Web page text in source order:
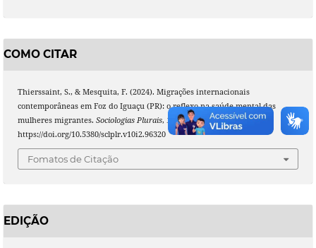
COMO CITAR
Thierssaint, S., & Mesquita, F. (2024). Migrações internacionais
contemporâneas em Foz do Iguaçu (PR): o reflexo na saúde mental das
mulheres migrantes. Sociologias Plurais, 10 (2).
https://doi.org/10.5380/sclplr.v10i2.96320
Fomatos de Citação
EDIÇÃO